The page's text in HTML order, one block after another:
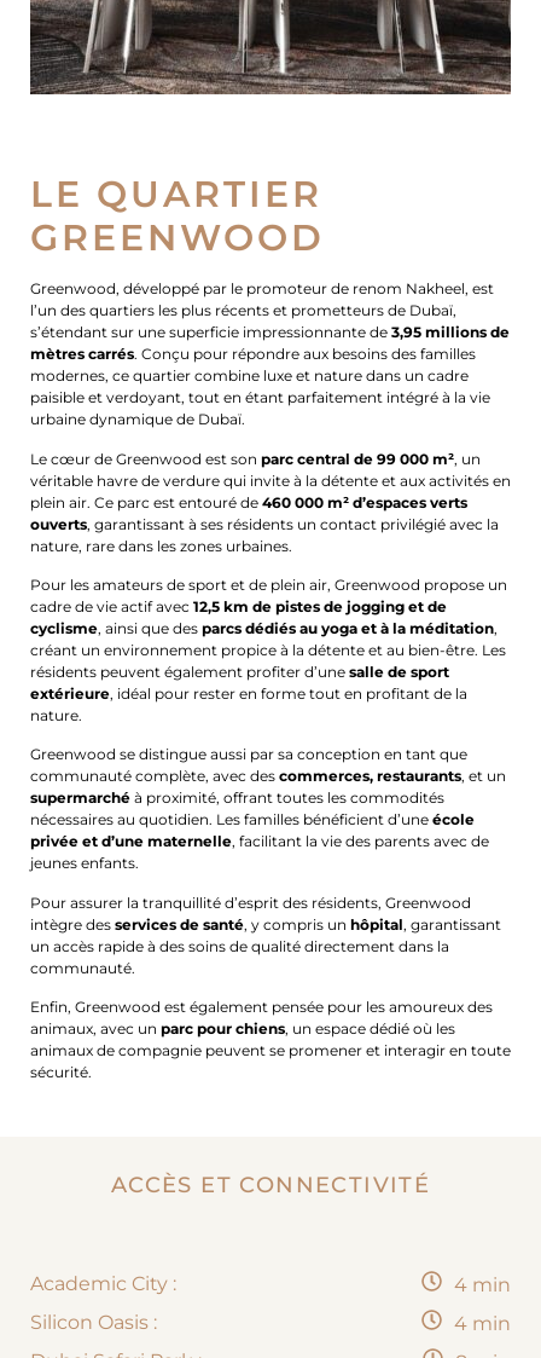
LE QUARTIER
GREENWOOD
Greenwood, développé par le promoteur de renom Nakheel, est
l’un des quartiers les plus récents et prometteurs de Dubaï,
s’étendant sur une superficie impressionnante de 3,95 millions de
mètres carrés. Conçu pour répondre aux besoins des familles
modernes, ce quartier combine luxe et nature dans un cadre
paisible et verdoyant, tout en étant parfaitement intégré à la vie
urbaine dynamique de Dubaï.
Le cœur de Greenwood est son parc central de 99 000 m², un
véritable havre de verdure qui invite à la détente et aux activités en
plein air. Ce parc est entouré de 460 000 m² d’espaces verts
ouverts, garantissant à ses résidents un contact privilégié avec la
nature, rare dans les zones urbaines.
Pour les amateurs de sport et de plein air, Greenwood propose un
cadre de vie actif avec 12,5 km de pistes de jogging et de
cyclisme, ainsi que des parcs dédiés au yoga et à la méditation,
créant un environnement propice à la détente et au bien-être. Les
résidents peuvent également profiter d’une salle de sport
extérieure, idéal pour rester en forme tout en profitant de la
nature.
Greenwood se distingue aussi par sa conception en tant que
communauté complète, avec des commerces, restaurants, et un
supermarché à proximité, offrant toutes les commodités
nécessaires au quotidien. Les familles bénéficient d’une école
privée et d’une maternelle, facilitant la vie des parents avec de
jeunes enfants.
Pour assurer la tranquillité d’esprit des résidents, Greenwood
intègre des services de santé, y compris un hôpital, garantissant
un accès rapide à des soins de qualité directement dans la
communauté.
Enfin, Greenwood est également pensée pour les amoureux des
animaux, avec un parc pour chiens, un espace dédié où les
animaux de compagnie peuvent se promener et interagir en toute
sécurité.
ACCÈS ET CONNECTIVITÉ
Academic City :
4 min
Silicon Oasis :
4 min